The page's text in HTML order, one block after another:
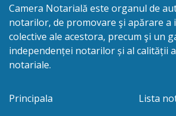
Camera Notarială este organul de
notarilor, de promovare şi apărare a
colective ale acestora, precum şi un
independenței notarilor și al calității
notariale.
Principala
Lista